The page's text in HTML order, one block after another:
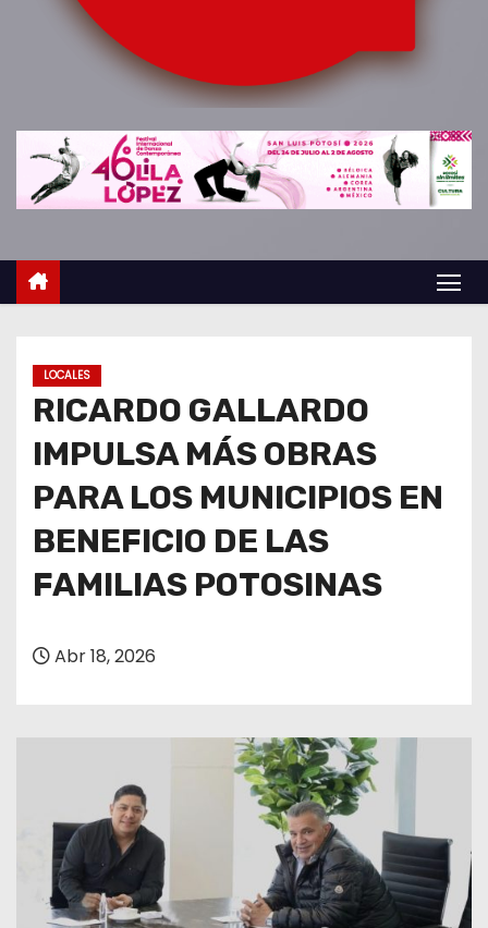
LOCALES
RICARDO GALLARDO
IMPULSA MÁS OBRAS
PARA LOS MUNICIPIOS EN
BENEFICIO DE LAS
FAMILIAS POTOSINAS
Abr 18, 2026